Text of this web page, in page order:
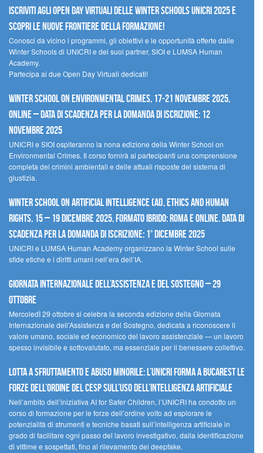
Iscriviti agli Open Day Virtuali delle Winter Schools UNICRI 2025 e
scopri le nuove frontiere della formazione!
Conosci da vicino i programmi, gli obiettivi e le opportunità offerte dalle
Winter Schools di UNICRI e dei suoi partner, SIOI e LUMSA Human
Academy.
Partecipa ai due Open Day Virtuali dedicati!
Winter School on Environmental Crimes, 17-21 novembre 2025,
Online – Data di scadenza per la domanda di iscrizione: 12
novembre 2025
UNICRI e SIOI ospiteranno la nona edizione della Winter School on
Environmental Crimes. Il corso fornirà ai partecipanti una comprensione
completa dei crimini ambientali e delle attuali risposte del sistema di
giustizia.
Winter School on Artificial Intelligence (AI), Ethics and Human
Rights, 15 – 19 dicembre 2025, Formato Ibrido: Roma e online. Data di
scadenza per la domanda di iscrizione: 1° dicembre 2025
UNICRI e LUMSA Human Academy organizzano la Winter School sulle
sfide etiche e i diritti umani nell’era dell’IA.
Giornata internazionale dell’assistenza e del sostegno – 29
ottobre
MercoledÌ 29 ottobre si celebra la seconda edizione della Giornata
Internazionale dell’Assistenza e del Sostegno, dedicata a riconoscere il
valore umano, sociale ed economico del lavoro assistenziale — un lavoro
spesso invisibile e sottovalutato, ma essenziale per il benessere collettivo.
Lotta a sfruttamento e abuso minorile: l’UNICRI forma a Bucarest le
forze dell’ordine del CESP sull’uso dell’Intelligenza Artificiale
Nell’ambito dell’iniziativa AI for Safer Children, l’UNICRI ha condotto un
corso di formazione per le forze dell’ordine volto ad esplorare le
potenzialità di strumenti e tecniche basati sull’intelligenza artificiale in
grado di facilitare ogni passo del lavoro investigativo, dalla identificazione
di vittime e sospettati, fino al rilevamento dei deepfake.